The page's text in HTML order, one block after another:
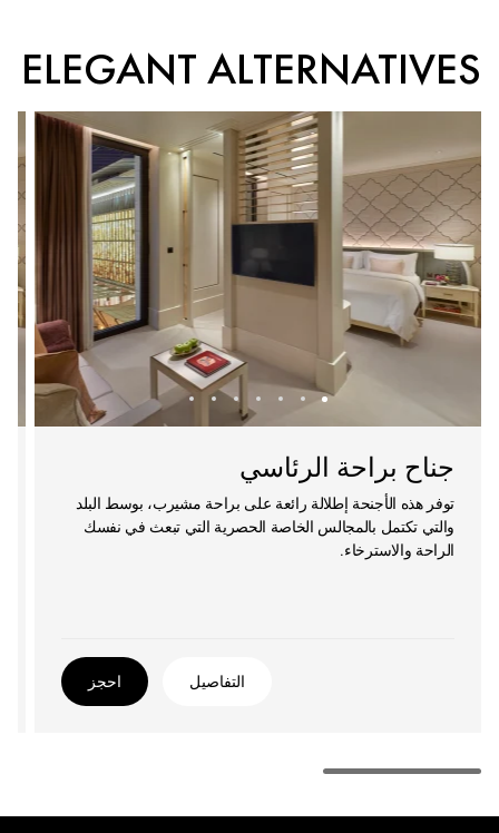
ELEGANT ALTERNATIVES
جناح براحة الرئاسي
توفر هذه الأجنحة إطلالة رائعة على براحة مشيرب، بوسط البلد
والتي تكتمل بالمجالس الخاصة الحصرية التي تبعث في نفسك
الراحة والاسترخاء.
التفاصيل احجز